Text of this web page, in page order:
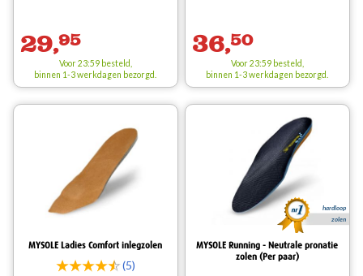
29,95
Voor 23:59 besteld,
binnen 1-3 werkdagen bezorgd.
36,50
Voor 23:59 besteld,
binnen 1-3 werkdagen bezorgd.
MYSOLE Ladies Comfort inlegzolen
(5)
hardloop
zolen
MYSOLE Running - Neutrale pronatie
zolen (Per paar)